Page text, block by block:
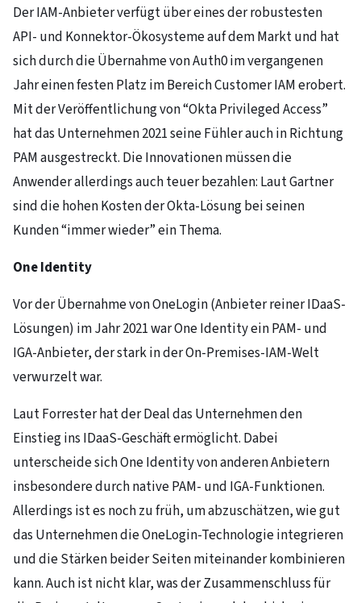
Der IAM-Anbieter verfügt über eines der robustesten
API- und Konnektor-Ökosysteme auf dem Markt und hat
sich durch die Übernahme von Auth0 im vergangenen
Jahr einen festen Platz im Bereich Customer IAM erobert.
Mit der Veröffentlichung von “Okta Privileged Access”
hat das Unternehmen 2021 seine Fühler auch in Richtung
PAM ausgestreckt. Die Innovationen müssen die
Anwender allerdings auch teuer bezahlen: Laut Gartner
sind die hohen Kosten der Okta-Lösung bei seinen
Kunden “immer wieder” ein Thema.
One Identity
Vor der Übernahme von OneLogin (Anbieter reiner IDaaS-
Lösungen) im Jahr 2021 war One Identity ein PAM- und
IGA-Anbieter, der stark in der On-Premises-IAM-Welt
verwurzelt war.
Laut Forrester hat der Deal das Unternehmen den
Einstieg ins IDaaS-Geschäft ermöglicht. Dabei
unterscheide sich One Identity von anderen Anbietern
insbesondere durch native PAM- und IGA-Funktionen.
Allerdings ist es noch zu früh, um abzuschätzen, wie gut
das Unternehmen die OneLogin-Technologie integrieren
und die Stärken beider Seiten miteinander kombinieren
kann. Auch ist nicht klar, was der Zusammenschluss für